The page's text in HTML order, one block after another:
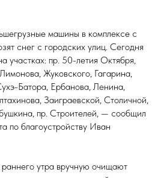
машины в комплексе с
снег с городских улиц. Сегодня
участках: пр. 50-летия Октября,
Жуковского, Гагарина,
Батора, Ербанова, Ленина,
Заиграевской, Столичной,
пр. Строителей, — сообщил
по благоустройству Иван
утра вручную очищают